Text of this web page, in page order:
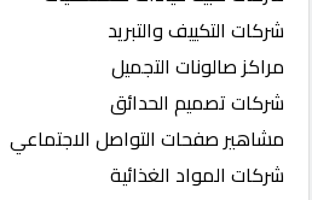
شركات التكييف والتبريد
مراكز صالونات التجميل
شركات تصميم الحدائق
مشاهير صفحات التواصل الاجتماعي
شركات المواد الغذائية